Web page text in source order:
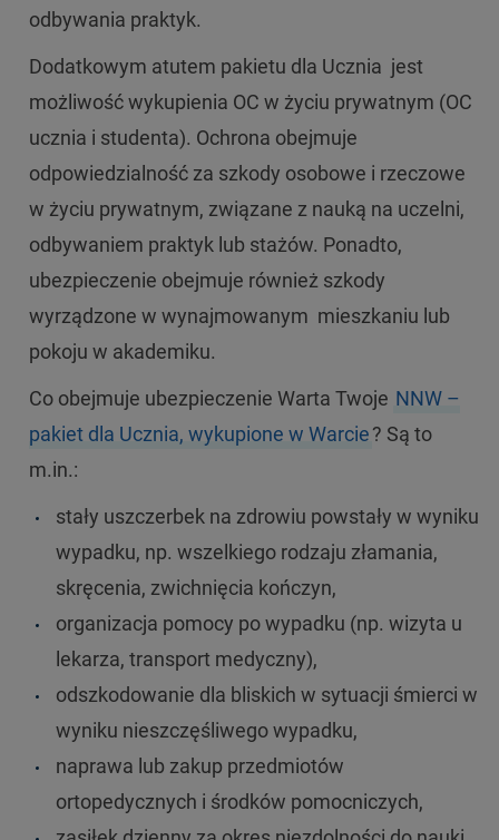
odbywania praktyk.
Dodatkowym atutem pakietu dla Ucznia jest
możliwość wykupienia OC w życiu prywatnym (OC
ucznia i studenta). Ochrona obejmuje
odpowiedzialność za szkody osobowe i rzeczowe
w życiu prywatnym, związane z nauką na uczelni,
odbywaniem praktyk lub stażów. Ponadto,
ubezpieczenie obejmuje również szkody
wyrządzone w wynajmowanym mieszkaniu lub
pokoju w akademiku.
Co obejmuje ubezpieczenie Warta Twoje NNW –
pakiet dla Ucznia, wykupione w Warcie? Są to
m.in.:
stały uszczerbek na zdrowiu powstały w wyniku
wypadku, np. wszelkiego rodzaju złamania,
skręcenia, zwichnięcia kończyn,
organizacja pomocy po wypadku (np. wizyta u
lekarza, transport medyczny),
odszkodowanie dla bliskich w sytuacji śmierci w
wyniku nieszczęśliwego wypadku,
naprawa lub zakup przedmiotów
ortopedycznych i środków pomocniczych,